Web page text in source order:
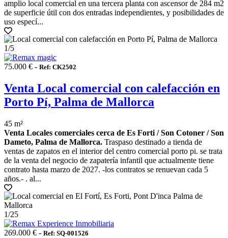
amplio local comercial en una tercera planta con ascensor de 284 m2
de superficie útil con dos entradas independientes, y posibilidades de
uso especí...
1/5
75.000 € - Ref: CK2502
Venta Local comercial con calefacción en
Porto Pí, Palma de Mallorca
45 m²
Venta Locales comerciales cerca de Es Forti / Son Cotoner / Son
Dameto, Palma de Mallorca. Traspaso destinado a tienda de
ventas de zapatos en el interior del centro comercial porto pi. se trata
de la venta del negocio de zapatería infantil que actualmente tiene
contrato hasta marzo de 2027. -los contratos se renuevan cada 5
años.- . al...
1/25
269.000 € - Ref: SQ-001526